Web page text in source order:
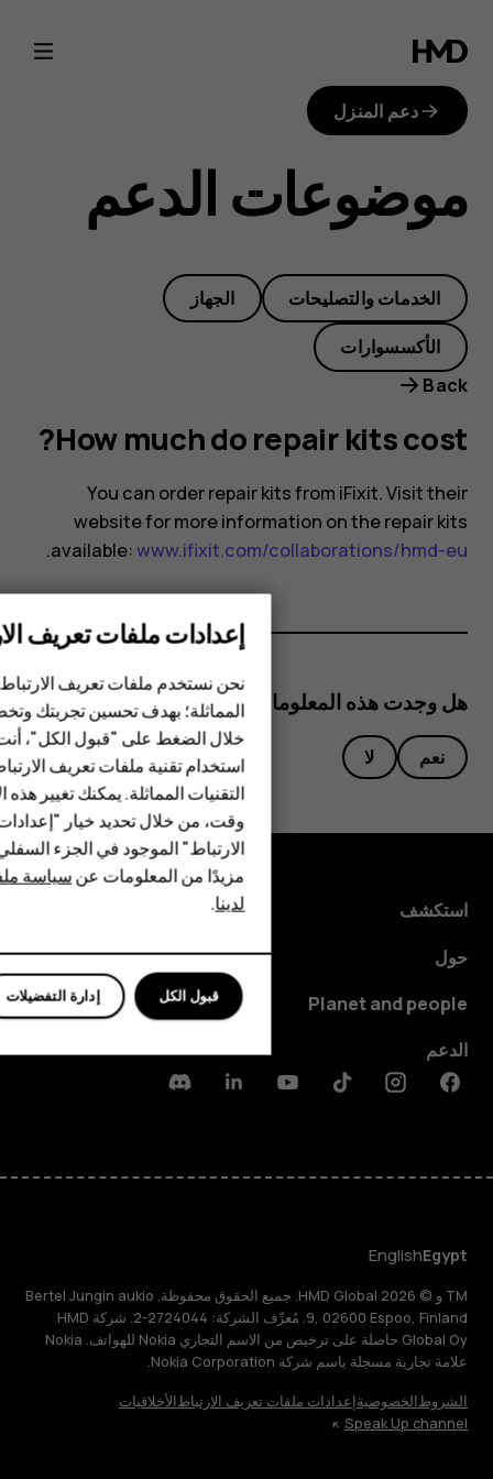
How
much
do
repair
kits
cost?
الهواتف الذكية
الهواتف المميزة
الأكسسوارات
HMD Terra M
HMD DUB
للأعمال
الأجهزة اللوحية
دعم المنزل
موضوعات الدعم
الخدمات والتصليحات الجهاز
الأكسسوارات
Back
How much do repair kits cost?
You can order repair kits from iFixit. Visit their
website for more information on the repair kits
available:www.ifixit.com/collaborations/hmd-eu
.
هل وجدت هذه المعلومات مفيدة؟
نعم لا
استكشف
حول
Planet and people
الدعم
Facebook
Instagram
Tiktok
Youtube
Linkedin
Discord
Egypt
English
TM و © 2026 HMD Global. جميع الحقوق محفوظة. Bertel Jungin aukio
9, 02600 Espoo, Finland. مُعرِّف الشركة: 2724044-2. شركة HMD
Global Oy حاصلة على ترخيص من الاسم التجاري Nokia للهواتف. Nokia
علامة تجارية مسجلة باسم شركة Nokia Corporation.
الشروطالخصوصيةإعدادات ملفات تعريف الارتباطالأخلاقيات
Speak Up channel
إعدادات ملفات تعريف
نحن نستخدم ملفات تعريف
المماثلة؛ بهدف تحسين تجربتك
خلال الضغط على "قبول الكل"،
استخدام تقنية ملفات تعريف
التقنيات المماثلة. يمكنك تغيير
وقت، من خلال تحديد خيار
الارتباط" الموجود في الجزء
مزيدًا من المعلومات عنسياسة
لدينا.
إدارة التفضيلات قبول الكل